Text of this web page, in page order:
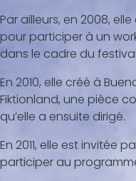
Par ailleurs, en 2008,
pour participer à un
dans le cadre du festival
En 2010, elle créé à
Fiktionland, une pièce
qu’elle a ensuite dirigé.
En 2011, elle est invitée
participer au